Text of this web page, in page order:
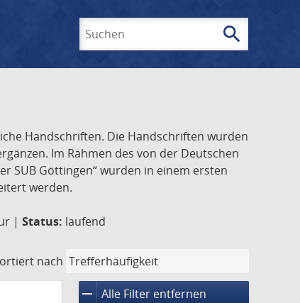
search
Handschriften. Die Handschriften wurden
Im Rahmen des von der Deutschen
SUB Göttingen“ wurden in einem ersten
werden.
| Status: laufend
nach
remove Alle Filter entfernen